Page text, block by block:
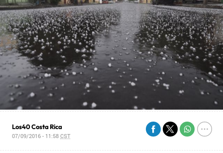
Los40 Costa Rica
07/09/2016 - 11:58CST